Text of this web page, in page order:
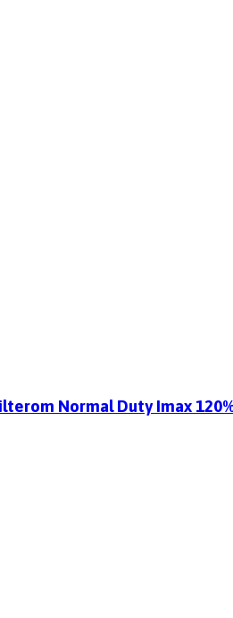
Normal Duty Imax